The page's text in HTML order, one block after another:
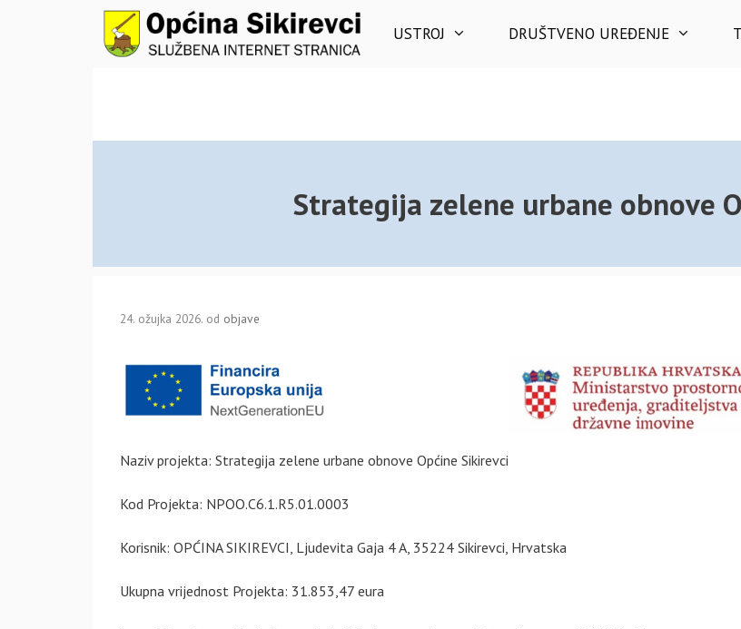
USTROJ DRUŠTVENO UREĐENJE
Strategija zelene urbane obnove
24. ožujka 2026. od objave
Naziv projekta: Strategija zelene urbane obnove Općine Sikirevci
Kod Projekta: NPOO.C6.1.R5.01.0003
Korisnik: OPĆINA SIKIREVCI, Ljudevita Gaja 4 A, 35224 Sikirevci, Hrvatska
Ukupna vrijednost Projekta: 31.853,47 eura